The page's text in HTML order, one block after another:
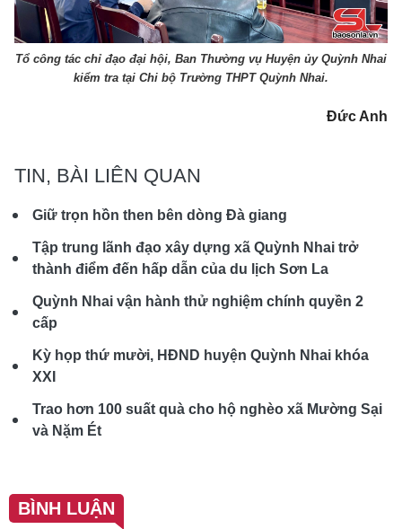
Tổ công tác chỉ đạo đại hội, Ban Thường vụ Huyện ủy Quỳnh Nhai
kiểm tra tại Chi bộ Trường THPT Quỳnh Nhai.
Đức Anh
TIN, BÀI LIÊN QUAN
Giữ trọn hồn then bên dòng Đà giang
Tập trung lãnh đạo xây dựng xã Quỳnh Nhai trở
thành điểm đến hấp dẫn của du lịch Sơn La
Quỳnh Nhai vận hành thử nghiệm chính quyền 2
cấp
Kỳ họp thứ mười, HĐND huyện Quỳnh Nhai khóa
XXI
Trao hơn 100 suất quà cho hộ nghèo xã Mường Sại
và Nặm Ét
BÌNH LUẬN